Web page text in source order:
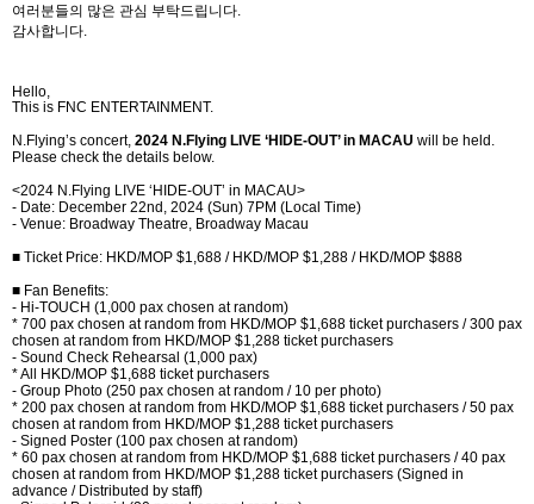
여러분들의 많은 관심 부탁드립니다.
감사합니다.
Hello,
This is FNC ENTERTAINMENT.
N.Flying’s concert, 2024 N.Flying LIVE ‘HIDE-OUT’ in MACAU will be held.
Please check the details below.
<2024 N.Flying LIVE ‘HIDE-OUT’ in MACAU>
- Date: December 22nd, 2024 (Sun) 7PM (Local Time)
- Venue: Broadway Theatre, Broadway Macau
■ Ticket Price: HKD/MOP $1,688 / HKD/MOP $1,288 / HKD/MOP $888
■ Fan Benefits:
- Hi-TOUCH (1,000 pax chosen at random)
* 700 pax chosen at random from HKD/MOP $1,688 ticket purchasers / 300 pax
chosen at random from HKD/MOP $1,288 ticket purchasers
- Sound Check Rehearsal (1,000 pax)
* All HKD/MOP $1,688 ticket purchasers
- Group Photo (250 pax chosen at random / 10 per photo)
* 200 pax chosen at random from HKD/MOP $1,688 ticket purchasers / 50 pax
chosen at random from HKD/MOP $1,288 ticket purchasers
- Signed Poster (100 pax chosen at random)
* 60 pax chosen at random from HKD/MOP $1,688 ticket purchasers / 40 pax
chosen at random from HKD/MOP $1,288 ticket purchasers (Signed in
advance / Distributed by staff)